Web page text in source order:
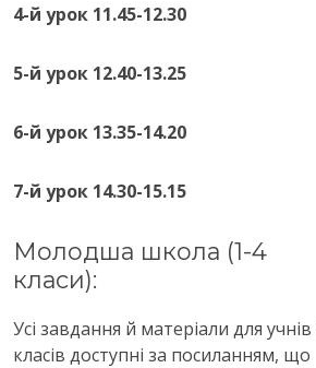
4-й урок 11.45-12.30
5-й урок 12.40-13.25
6-й урок 13.35-14.20
7-й урок 14.30-15.15
Молодша школа (1-4
класи):
Усі завдання й матеріали для
класів доступні за посиланням, що